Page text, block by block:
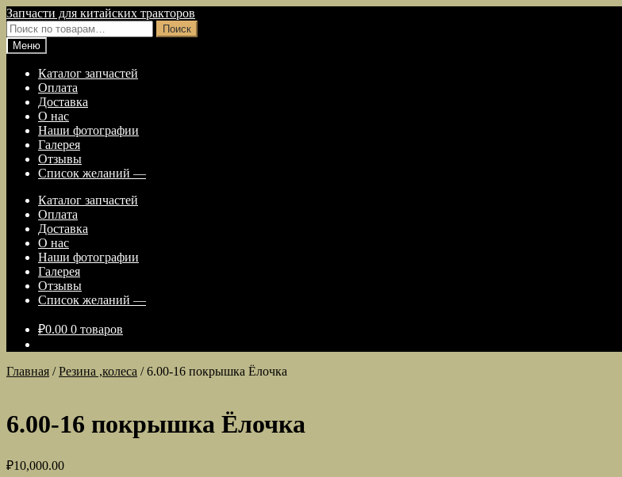
Перейти
к
навигации
Перейти
к
содержимому
Запчасти для китайских тракторов
Искать:
Поиск
Меню
Каталог запчастей
Оплата
Доставка
О нас
Наши фотографии
Галерея
Отзывы
Список желаний —
Каталог запчастей
Оплата
Доставка
О нас
Наши фотографии
Галерея
Отзывы
Список желаний —
₽0.00 0 товаров
Главная /Резина ,колеса /6.00-16 покрышка Ёлочка
6.00-16 покрышка Ёлочка
₽10,000.00